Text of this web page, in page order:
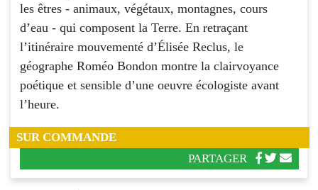
les êtres - animaux, végétaux, montagnes, cours
d’eau - qui composent la Terre. En retraçant
l’itinéraire mouvementé d’Élisée Reclus, le
géographe Roméo Bondon montre la clairvoyance
poétique et sensible d’une oeuvre écologiste avant
l’heure.
SUR COMMANDE
PARTAGER